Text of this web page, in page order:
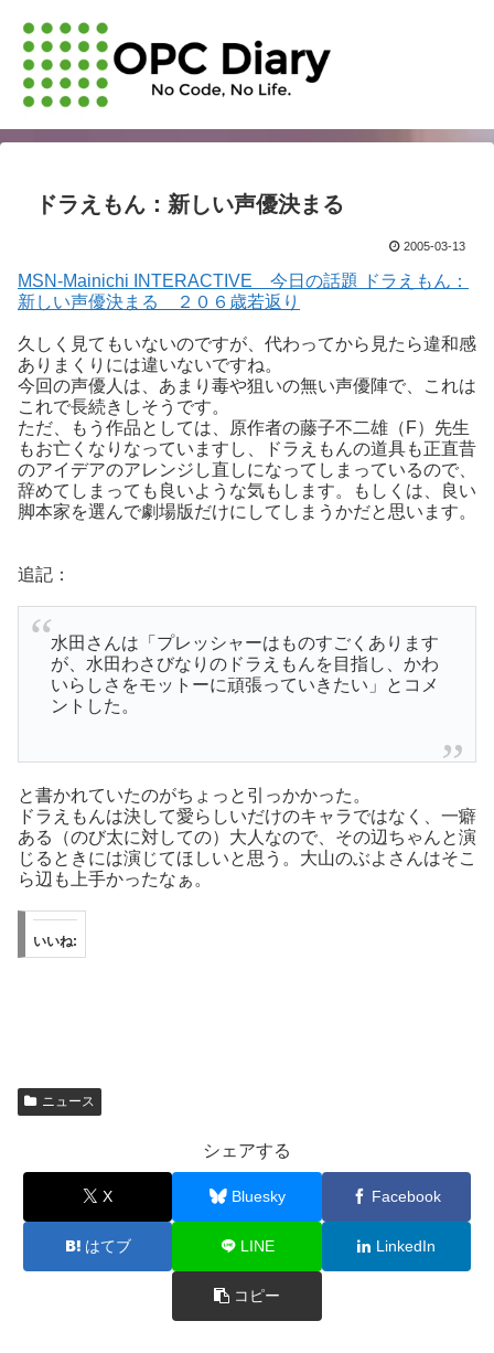
ドラえもん：新しい声優決まる
2005-03-13
MSN-Mainichi INTERACTIVE 今日の話題 ドラえもん：
新しい声優決まる ２０６歳若返り
久しく見てもいないのですが、代わってから見たら違和感
ありまくりには違いないですね。
今回の声優人は、あまり毒や狙いの無い声優陣で、これは
これで長続きしそうです。
ただ、もう作品としては、原作者の藤子不二雄（F）先生
もお亡くなりなっていますし、ドラえもんの道具も正直昔
のアイデアのアレンジし直しになってしまっているので、
辞めてしまっても良いような気もします。もしくは、良い
脚本家を選んで劇場版だけにしてしまうかだと思います。
追記：
水田さんは「プレッシャーはものすごくあります
が、水田わさびなりのドラえもんを目指し、かわ
いらしさをモットーに頑張っていきたい」とコメ
ントした。
と書かれていたのがちょっと引っかかった。
ドラえもんは決して愛らしいだけのキャラではなく、一癖
ある（のび太に対しての）大人なので、その辺ちゃんと演
じるときには演じてほしいと思う。大山のぶよさんはそこ
ら辺も上手かったなぁ。
いいね:
ニュース
シェアする
X Bluesky Facebook
はてブ LINE LinkedIn
コピー